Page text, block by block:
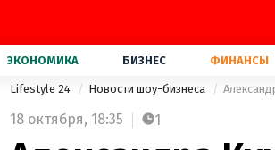
ЭКОНОМИКА БИЗНЕС ФИНАНСЫ
Lifestyle 24 Новости шоу-бизнеса
18 октября, 18:35 1